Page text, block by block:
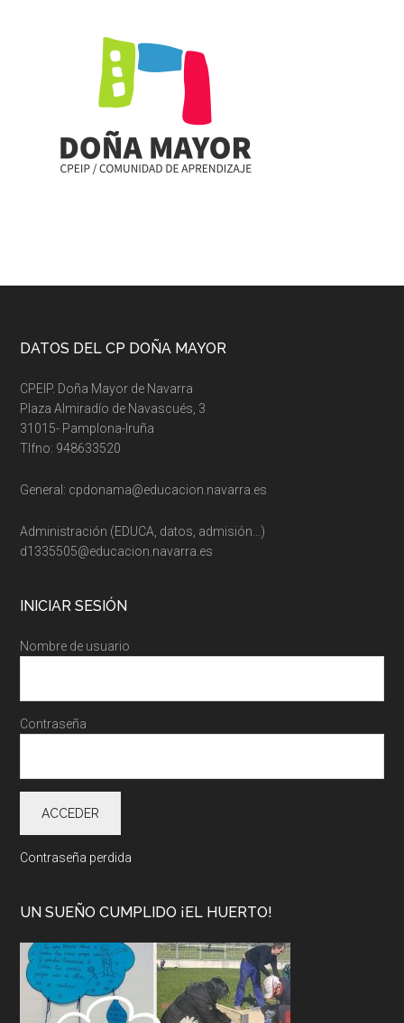
Footer
DATOS DEL CP DOÑA MAYOR
CPEIP. Doña Mayor de Navarra
Plaza Almiradío de Navascués, 3
31015- Pamplona-Iruña
Tlfno: 948633520
General: cpdonama@educacion.navarra.es
Administración (EDUCA, datos, admisión…)
d1335505@educacion.navarra.es
INICIAR SESIÓN
Nombre de usuario
Contraseña
Contraseña perdida
UN SUEÑO CUMPLIDO ¡EL HUERTO!